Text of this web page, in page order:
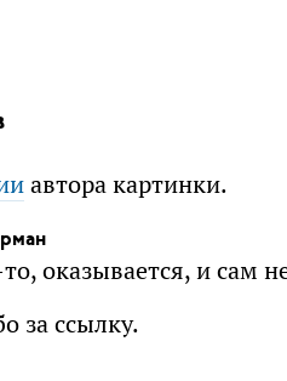
автора картинки.
оказывается, и сам
за ссылку.